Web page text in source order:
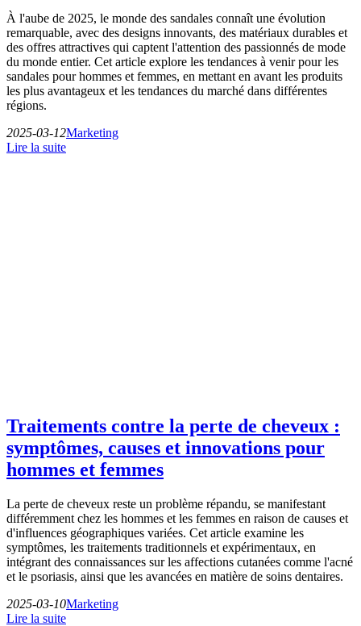
À l'aube de 2025, le monde des sandales connaît une évolution
remarquable, avec des designs innovants, des matériaux durables et
des offres attractives qui captent l'attention des passionnés de mode
du monde entier. Cet article explore les tendances à venir pour les
sandales pour hommes et femmes, en mettant en avant les produits
les plus avantageux et les tendances du marché dans différentes
régions.
2025-03-12Marketing
Lire la suite
Traitements contre la perte de cheveux :
symptômes, causes et innovations pour
hommes et femmes
La perte de cheveux reste un problème répandu, se manifestant
différemment chez les hommes et les femmes en raison de causes et
d'influences géographiques variées. Cet article examine les
symptômes, les traitements traditionnels et expérimentaux, en
intégrant des connaissances sur les affections cutanées comme l'acné
et le psoriasis, ainsi que les avancées en matière de soins dentaires.
2025-03-10Marketing
Lire la suite